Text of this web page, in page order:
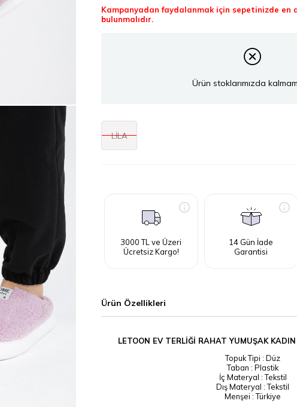
Kampanyadan faydalanmak için sepetinizde en
bulunmalıdır.
Ürün stoklarımızda
LİLA
3000 TL ve Üzeri
Ücretsiz Kargo!
14 Gün İade
Garantisi
Ürün Özellikleri
LETOON EV TERLİĞİ RAHAT YUMUŞAK
Topuk Tipi : Düz
Taban : Plastik
İç Materyal : Tekstil
Dış Materyal : Tekstil
Menşei : Türkiye